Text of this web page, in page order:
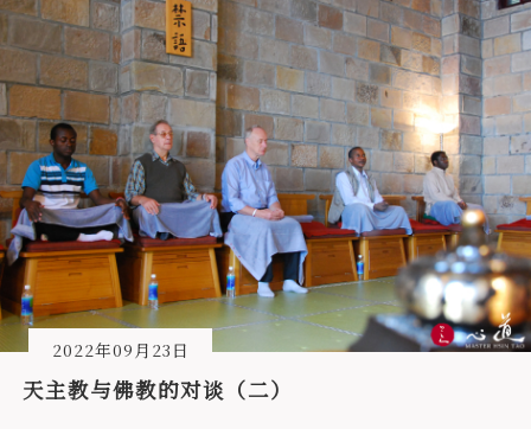
2022年09月23日
天主教与佛教的对谈（二）